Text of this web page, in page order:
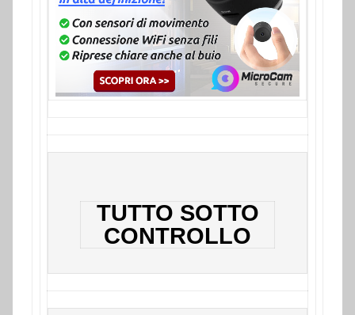
TUTTO SOTTO
CONTROLLO